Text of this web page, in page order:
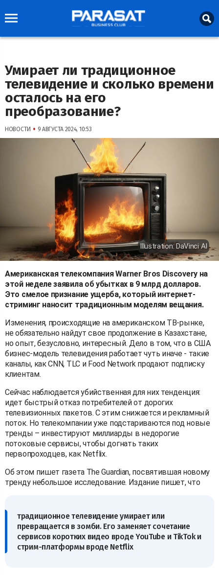
Умирает ли традиционное
телевидение и сколько времени
осталось на его
преобразование?
НОВОСТИ • 9 АВГУСТА 2024, 10:53
Illustration: DaVinci AI
Американская телекомпания Warner Bros Discovery на
этой неделе заявила об убытках в 9 млрд долларов.
Это смелое признание ущерба, который интернет-
стриминг наносит традиционным моделям вещания.
Изменения, происходящие на американском ТВ-рынке,
не обязательно найдут свое продолжение в Казахстане,
но опыт, безусловно, интересный. Дело в том, что в США
бизнес-модель телевидения работает чуть иначе - такие
каналы, как CNN, TLC и Food Network продают подписку
клиентам.
Сейчас наблюдается убийственная для них тенденция:
идет быстрый отказ потребителей от дорогих
телевизионных пакетов. С этим снижается и рекламный
поток. Но телекомпании уже подстариваются под новые
тренды – инвестируют миллиарды в недорогие
потоковые сервисы, чтобы догнать таких
первопроходцев, как Netflix.
Об этом пишет газета The Guardian, посвятившая новому
тренду небольшое исследование. Издание пишет, что
традиционное телевидение умирает или
превращается в зомби. Его заменяет сочетание
сервисов коротких видео вроде YouTube и TikTok и
стрим-платформы вроде Netflix